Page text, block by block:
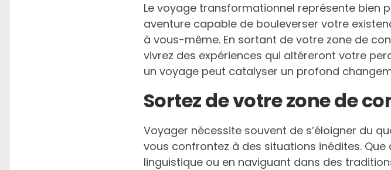
Le voyage transformationnel représente bien
aventure capable de bouleverser votre
à vous-même. En sortant de votre zone de
vivrez des expériences qui altéreront votre
un voyage peut catalyser un profond
Sortez de votre zone de
Voyager nécessite souvent de s’éloigner du
vous confrontez à des situations inédites.
linguistique ou en naviguant dans des